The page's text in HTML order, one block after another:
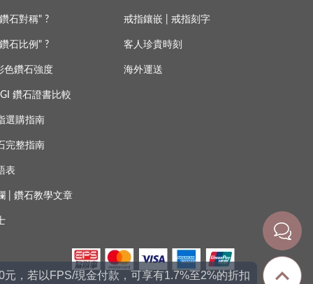
元，若以FPS/現金付款，可享有1.7%至2%的折扣
石對稱" ?
石比例" ?
色鑽石強度
鑽石證書比較
選購指南
完整指南
表
|鑽石教學文章
戒指鑲嵌 | 戒指刻字
客人珍貴時刻
海外運送